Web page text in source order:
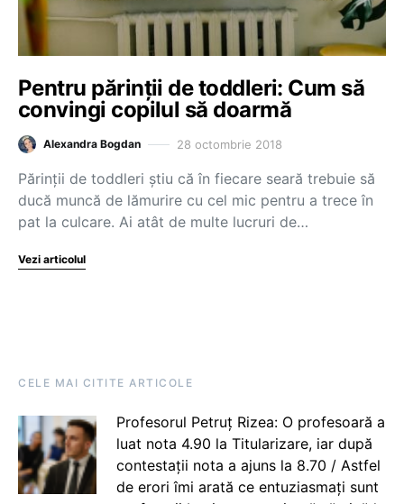
Pentru părinții de toddleri: Cum să
convingi copilul să doarmă
Alexandra Bogdan 28 octombrie 2018
Părinții de toddleri știu că în fiecare seară trebuie să
ducă muncă de lămurire cu cel mic pentru a trece în
pat la culcare. Ai atât de multe lucruri de…
Vezi articolul
CELE MAI CITITE ARTICOLE
Profesorul Petruț Rizea: O profesoară a
luat nota 4.90 la Titularizare, iar după
contestații nota a ajuns la 8.70 / Astfel
de erori îmi arată ce entuziasmați sunt